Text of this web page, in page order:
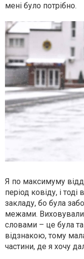
мені було потрібно.
Я по максимуму
період ковіду, і
закладу, бо була
межами. Виховували
словами – це була та
відзнакою, тому
частини, де я хочу